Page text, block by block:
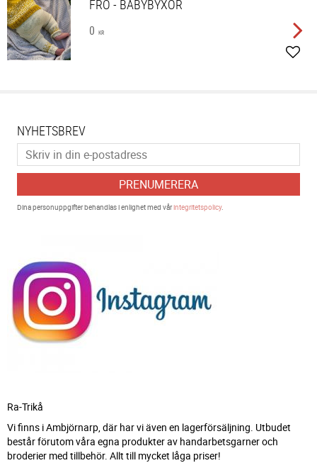
FRÖ - BABYBYXOR
0 KR
NYHETSBREV
PRENUMERERA
Dina personuppgifter behandlas i enlighet med vårintegritetspolicy.
Ra-Trikå
Vi finns i Ambjörnarp, där har vi även en lagerförsäljning. Utbudet
består förutom våra egna produkter av handarbetsgarner och
broderier med tillbehör. Allt till mycket låga priser!